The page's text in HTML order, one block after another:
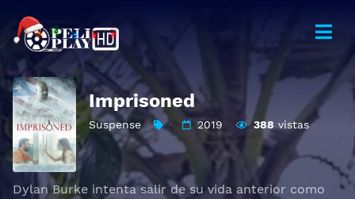
Imprisoned
Suspense 2019 388 vistas
Dylan Burke intenta salir de su vida anterior como